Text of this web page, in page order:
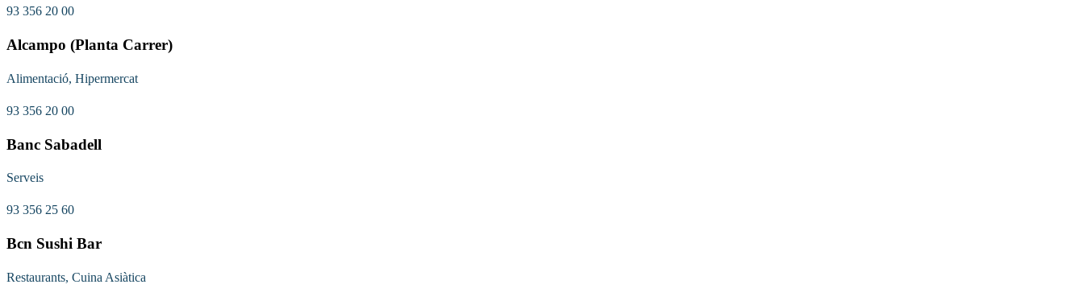
93 356 20 00
Alcampo (Planta Carrer)
Alimentació, Hipermercat
93 356 20 00
Banc Sabadell
Serveis
93 356 25 60
Bcn Sushi Bar
Restaurants, Cuina Asiàtica